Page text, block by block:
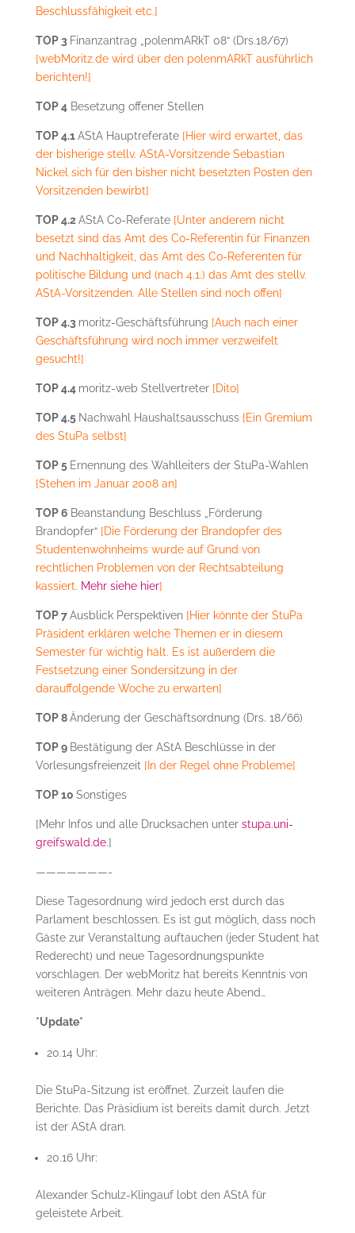
Beschlussfähigkeit etc.]
TOP 3 Finanzantrag „polenmARkT 08“ (Drs.18/67)
[webMoritz.de wird über den polenmARkT ausführlich
berichten!]
TOP 4Besetzung offener Stellen
TOP 4.1AStA Hauptreferate [Hier wird erwartet, das
der bisherige stellv. AStA-Vorsitzende Sebastian
Nickel sich für den bisher nicht besetzten Posten den
Vorsitzenden bewirbt]
TOP 4.2AStA Co-Referate [Unter anderem nicht
besetzt sind das Amt des Co-Referentin für Finanzen
und Nachhaltigkeit, das Amt des Co-Referenten für
politische Bildung und (nach 4.1.) das Amt des stellv.
AStA-Vorsitzenden. Alle Stellen sind noch offen]
TOP 4.3 moritz-Geschäftsführung [Auch nach einer
Geschäftsführung wird noch immer verzweifelt
gesucht!]
TOP 4.4 moritz-web Stellvertreter[Dito]
TOP 4.5 Nachwahl Haushaltsausschuss [Ein Gremium
des StuPa selbst]
TOP 5 Ernennung des Wahlleiters der StuPa-Wahlen
[Stehen im Januar 2008 an]
TOP 6 Beanstandung Beschluss „Förderung
Brandopfer“ [Die Förderung der Brandopfer des
Studentenwohnheims wurde auf Grund von
rechtlichen Problemen von der Rechtsabteilung
kassiert. Mehr siehe hier]
TOP 7Ausblick Perspektiven [Hier könnte der StuPa
Präsident erklären welche Themen er in diesem
Semester für wichtig hält. Es ist außerdem die
Festsetzung einer Sondersitzung in der
darauffolgende Woche zu erwarten]
TOP 8Änderung der Geschäftsordnung (Drs. 18/66)
TOP 9 Bestätigung der AStA Beschlüsse in der
Vorlesungsfreienzeit [In der Regel ohne Probleme]
TOP 10 Sonstiges
[Mehr Infos und alle Drucksachen unter stupa.uni-
greifswald.de.]
———————-
Diese Tagesordnung wird jedoch erst durch das
Parlament beschlossen. Es ist gut möglich, dass noch
Gäste zur Veranstaltung auftauchen (jeder Student hat
Rederecht) und neue Tagesordnungspunkte
vorschlagen. Der webMoritz hat bereits Kenntnis von
weiteren Anträgen. Mehr dazu heute Abend…
*Update*
20.14 Uhr:
Die StuPa-Sitzung ist eröffnet. Zurzeit laufen die
Berichte. Das Präsidium ist bereits damit durch. Jetzt
ist der AStA dran.
20.16 Uhr:
Alexander Schulz-Klingauf lobt den AStA für
geleistete Arbeit.